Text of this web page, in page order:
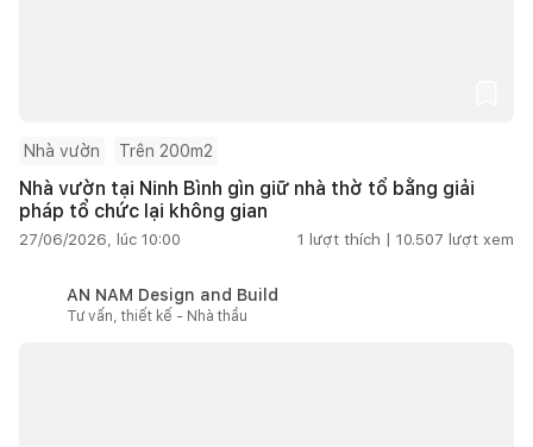
Nhà vườn Trên 200m2
Nhà vườn tại Ninh Bình gìn giữ nhà thờ tổ bằng giải
pháp tổ chức lại không gian
27/06/2026, lúc 10:00 1 lượt thích | 10.507 lượt xem
AN NAM Design and Build
Tư vấn, thiết kế - Nhà thầu